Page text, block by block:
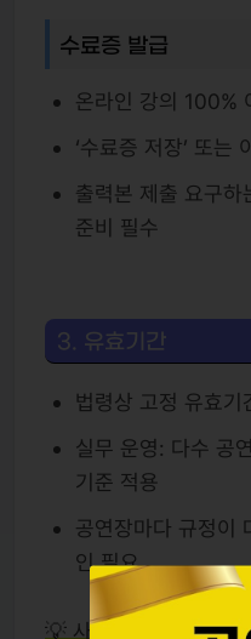
수료증 발급
온라인 강의 100%
‘수료증 저장’ 또는
출력본 제출 요구하
준비 필수
3. 유효기간
법령상 고정 유효기
실무 운영: 다수 공
기준 적용
공연장마다 규정이
인 필요
💡 사례: 서울 소재 공